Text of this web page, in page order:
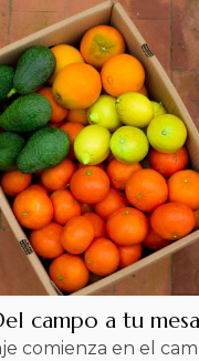
campo a tu mesa
comienza en el